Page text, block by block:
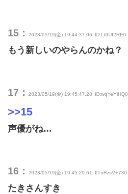
15： 2023/05/19(金) 19:44:37.06 ID:Lt0UI2RE0
もう新しいのやらんのかね？
17： 2023/05/19(金) 19:45:47.28 ID:wqYeYlHQ0
>>15
声優がね…
16： 2023/05/19(金) 19:45:29.61 ID:xRzsV+730
たきさんすき